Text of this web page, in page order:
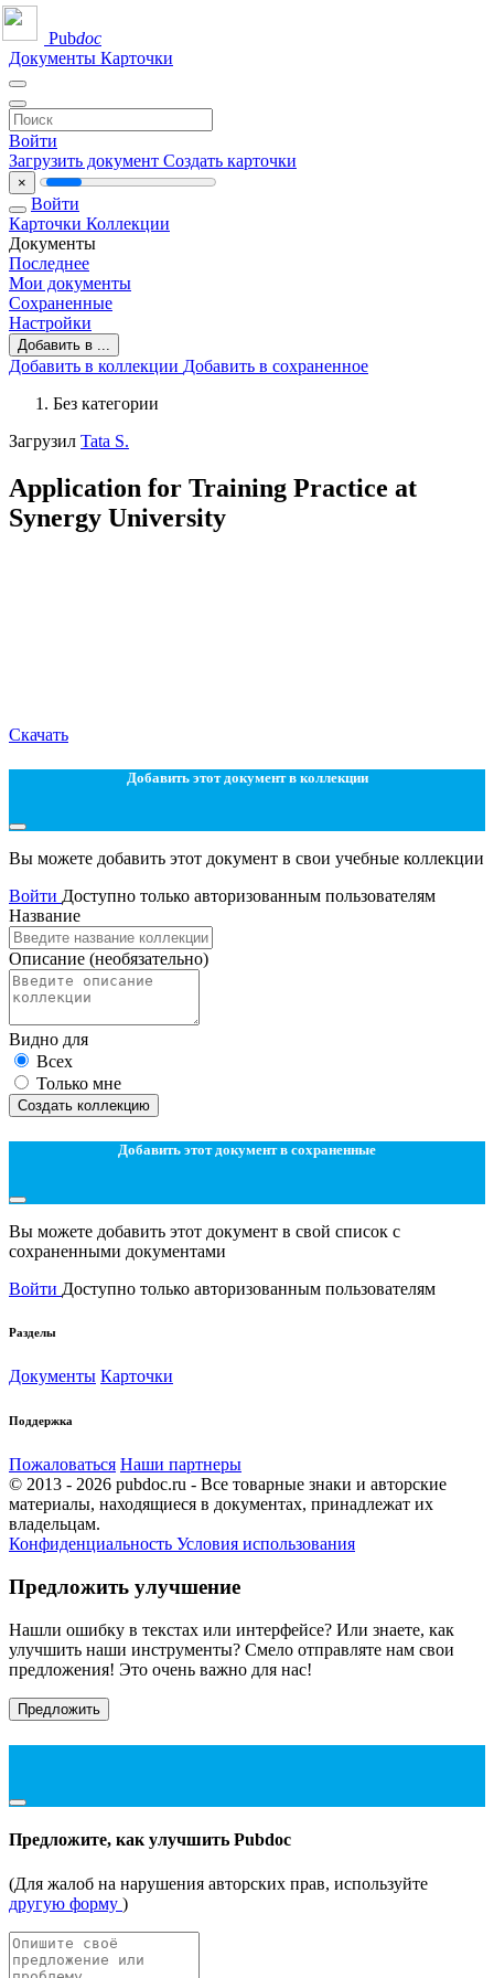
Pubdoc
Документы Карточки
Войти
Загрузить документ Создать карточки
×
Войти
Карточки Коллекции
Документы
Последнее
Мои документы
Сохраненные
Настройки
Добавить в ...
Добавить в коллекции Добавить в сохраненное
Без категории
Загрузил Tata S.
Application for Training Practice at
Synergy University
Скачать
Добавить этот документ в коллекции
Вы можете добавить этот документ в свои учебные коллекции
Войти Доступно только авторизованным пользователям
Название
Описание (необязательно)
Видно для
Всех
Только мне
Создать коллекцию
Добавить этот документ в сохраненные
Вы можете добавить этот документ в свой список с
сохраненными документами
Войти Доступно только авторизованным пользователям
Разделы
Документы Карточки
Поддержка
Пожаловаться Наши партнеры
© 2013 - 2026 pubdoc.ru - Все товарные знаки и авторские
материалы, находящиеся в документах, принадлежат их
владельцам.
Конфиденциальность Условия использования
Предложить улучшение
Нашли ошибку в текстах или интерфейсе? Или знаете, как
улучшить наши инструменты? Смело отправляте нам свои
предложения! Это очень важно для нас!
Предложить
Предложите, как улучшить Pubdoc
(Для жалоб на нарушения авторских прав, используйте
другую форму )